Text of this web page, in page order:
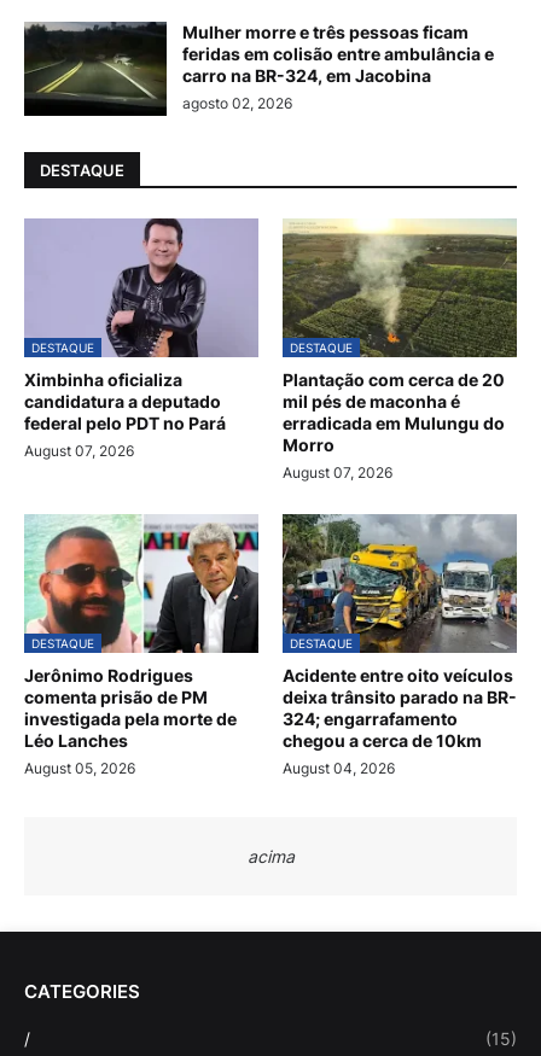
Mulher morre e três pessoas ficam
feridas em colisão entre ambulância e
carro na BR-324, em Jacobina
agosto 02, 2026
DESTAQUE
DESTAQUE
Ximbinha oficializa
candidatura a deputado
federal pelo PDT no Pará
August 07, 2026
DESTAQUE
Plantação com cerca de 20
mil pés de maconha é
erradicada em Mulungu do
Morro
August 07, 2026
DESTAQUE
Jerônimo Rodrigues
comenta prisão de PM
investigada pela morte de
Léo Lanches
August 05, 2026
DESTAQUE
Acidente entre oito veículos
deixa trânsito parado na BR-
324; engarrafamento
chegou a cerca de 10km
August 04, 2026
acima
CATEGORIES
/ (15)